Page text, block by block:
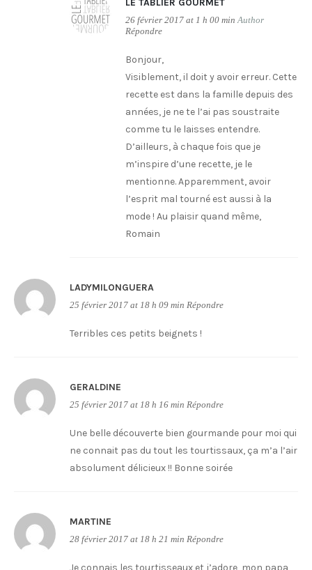
LE TABLIER GOURMET
26 février 2017 at 1 h 00 min Author
Répondre
Bonjour,
Visiblement, il doit y avoir erreur. Cette
recette est dans la famille depuis des
années, je ne te l’ai pas soustraite
comme tu le laisses entendre.
D’ailleurs, à chaque fois que je
m’inspire d’une recette, je le
mentionne. Apparemment, avoir
l’esprit mal tourné est aussi à la
mode ! Au plaisir quand même,
Romain
LADYMILONGUERA
25 février 2017 at 18 h 09 min Répondre
Terribles ces petits beignets !
GERALDINE
25 février 2017 at 18 h 16 min Répondre
Une belle découverte bien gourmande pour moi qui
ne connait pas du tout les tourtissaux, ça m’a l’air
absolument délicieux !! Bonne soirée
MARTINE
28 février 2017 at 18 h 21 min Répondre